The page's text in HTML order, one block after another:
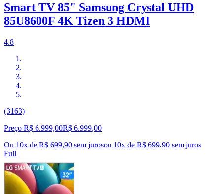
Smart TV 85" Samsung Crystal UHD
85U8600F 4K Tizen 3 HDMI
4.8
(3163)
Preço R$ 6.999,00R$ 6.999,00
Ou 10x de R$ 699,90 sem jurosou 10x de R$ 699,90 sem juros
Full